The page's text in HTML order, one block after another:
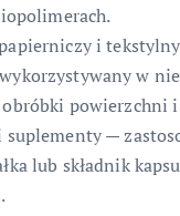
i
w
obróbki powierzchni
suplementy —
lub składnik